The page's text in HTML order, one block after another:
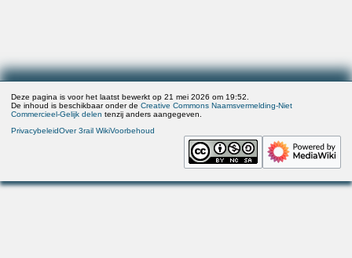
Deze pagina is voor het laatst bewerkt op 21 mei 2026 om 19:52.
De inhoud is beschikbaar onder deCreative Commons Naamsvermelding-Niet
Commercieel-Gelijk delen tenzij anders aangegeven.
PrivacybeleidOver 3rail WikiVoorbehoud